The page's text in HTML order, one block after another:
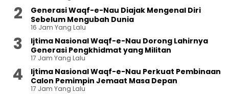
Generasi Waqf-e-Nau Diajak Mengenal Diri
Sebelum Mengubah Dunia
16 Jam Yang Lalu
Ijtima Nasional Waqf-e-Nau Dorong Lahirnya
Generasi Pengkhidmat yang Militan
17 Jam Yang Lalu
Ijtima Nasional Waqf-e-Nau Perkuat Pembinaan
Calon Pemimpin Jemaat Masa Depan
17 Jam Yang Lalu